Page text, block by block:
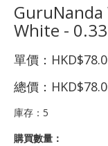
White -
單價：
總價：
庫存： 5
購買數量：